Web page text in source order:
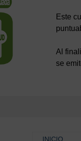
Este
Al
se
INICIO